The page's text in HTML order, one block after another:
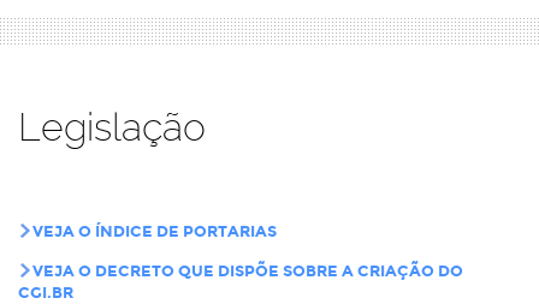
Legislação
VEJA O ÍNDICE DE PORTARIAS
VEJA O DECRETO QUE DISPÕE SOBRE A CRIAÇÃO DO
CGI.BR